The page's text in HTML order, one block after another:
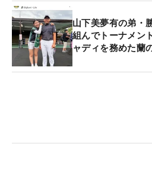
山下美夢有の弟・
組んでトーナメン
ャディを務めた蘭